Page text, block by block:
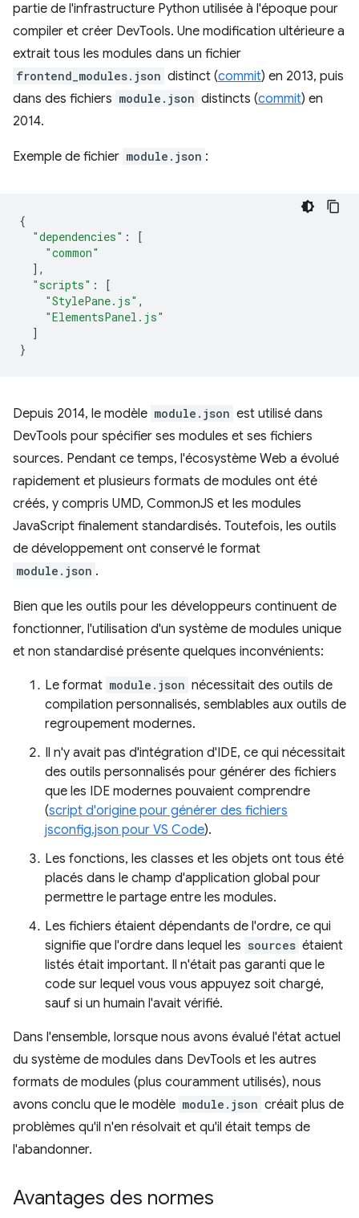
partie de l'infrastructure Python utilisée à l'époque pour
compiler et créer DevTools. Une modification ultérieure a
extrait tous les modules dans un fichier
frontend_modules.json distinct (commit) en 2013, puis
dans des fichiers module.json distincts (commit) en
2014.
Exemple de fichier module.json :
{
"dependencies" :
[
"common"
],
"scripts" :
[
"StylePane.js" ,
"ElementsPanel.js"
]
}
Depuis 2014, le modèle module.json est utilisé dans
DevTools pour spécifier ses modules et ses fichiers
sources. Pendant ce temps, l'écosystème Web a évolué
rapidement et plusieurs formats de modules ont été
créés, y compris UMD, CommonJS et les modules
JavaScript finalement standardisés. Toutefois, les outils
de développement ont conservé le format
module.json .
Bien que les outils pour les développeurs continuent de
fonctionner, l'utilisation d'un système de modules unique
et non standardisé présente quelques inconvénients:
Le format module.json nécessitait des outils de
compilation personnalisés, semblables aux outils de
regroupement modernes.
Il n'y avait pas d'intégration d'IDE, ce qui nécessitait
des outils personnalisés pour générer des fichiers
que les IDE modernes pouvaient comprendre
(script d'origine pour générer des fichiers
jsconfig.json pour VS Code).
Les fonctions, les classes et les objets ont tous été
placés dans le champ d'application global pour
permettre le partage entre les modules.
Les fichiers étaient dépendants de l'ordre, ce qui
signifie que l'ordre dans lequel les sources étaient
listés était important. Il n'était pas garanti que le
code sur lequel vous vous appuyez soit chargé,
sauf si un humain l'avait vérifié.
Dans l'ensemble, lorsque nous avons évalué l'état actuel
du système de modules dans DevTools et les autres
formats de modules (plus couramment utilisés), nous
avons conclu que le modèle module.json créait plus de
problèmes qu'il n'en résolvait et qu'il était temps de
l'abandonner.
Avantages des normes